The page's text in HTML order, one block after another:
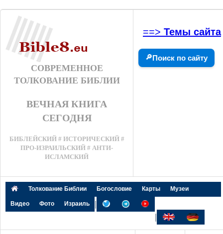
СОВРЕМЕННОЕ
ТОЛКОВАНИЕ БИБЛИИ
ВЕЧНАЯ КНИГА
СЕГОДНЯ
БИБЛЕЙСКИЙ # ИСТОРИЧЕСКИЙ #
ПРО-ИЗРАИЛЬСКИЙ # АНТИ-
ИСЛАМСКИЙ
==> Темы сайта
🔎Поиск по сайту
Толкование Библии Богословие Карты Музеи
Видео Фото Израиль
|
|